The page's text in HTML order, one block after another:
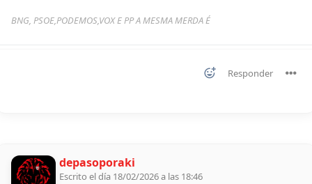
BNG, PSOE,PODEMOS,VOX E PP A MESMA MERDA É
Responder
depasoporaki
Escrito el día 18/02/2026 a las 18:46